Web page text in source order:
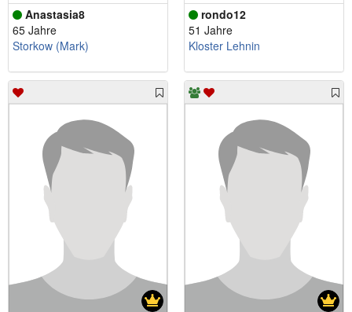
Anastasia8
65 Jahre
Storkow (Mark)
rondo12
51 Jahre
Kloster Lehnin